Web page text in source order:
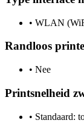
• WLAN
Randloos
• Nee
Printsnelheid
• Standaard: